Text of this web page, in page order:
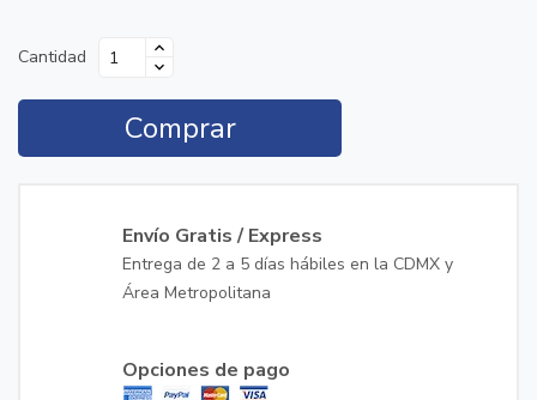
Cantidad
Comprar
Envío Gratis / Express
Entrega de 2 a 5 días hábiles en la CDMX y
Área Metropolitana
Opciones de pago